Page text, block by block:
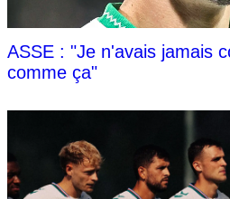
ASSE : "Je n'avais jamais
comme ça"